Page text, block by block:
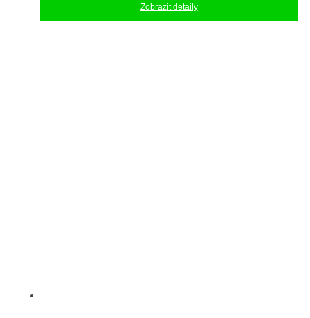
Zobrazit detaily